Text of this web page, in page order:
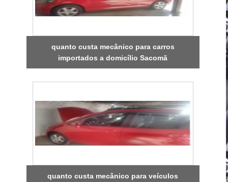
quanto custa mecânico para carros
importados a domicílio Sacomã
quanto custa mecânico para veículos